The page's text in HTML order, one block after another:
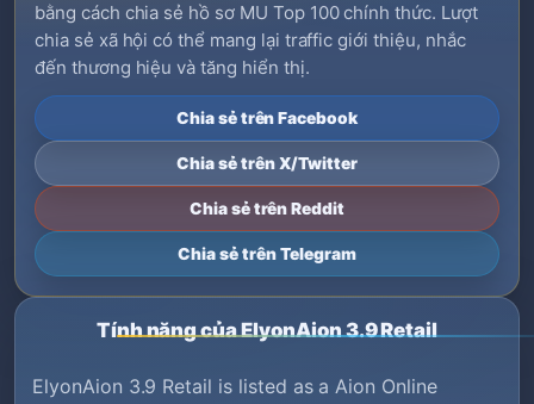
bằng cách chia sẻ hồ sơ MU Top 100 chính thức. Lượt
chia sẻ xã hội có thể mang lại traffic giới thiệu, nhắc
đến thương hiệu và tăng hiển thị.
Chia sẻ trên Facebook
Chia sẻ trên X/Twitter
Chia sẻ trên Reddit
Chia sẻ trên Telegram
Tính năng của ElyonAion 3.9 Retail
ElyonAion 3.9 Retail is listed as a Aion Online